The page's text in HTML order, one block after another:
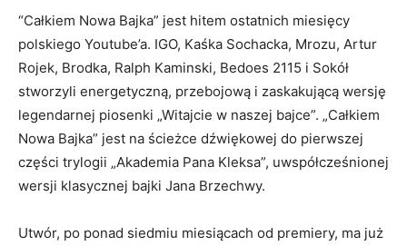
“Całkiem Nowa Bajka” jest hitem ostatnich miesięcy
polskiego Youtube’a. IGO, Kaśka Sochacka, Mrozu, Artur
Rojek, Brodka, Ralph Kaminski, Bedoes 2115 i Sokół
stworzyli energetyczną, przebojową i zaskakującą wersję
legendarnej piosenki „Witajcie w naszej bajce”. „Całkiem
Nowa Bajka” jest na ścieżce dźwiękowej do pierwszej
części trylogii „Akademia Pana Kleksa”, uwspółcześnionej
wersji klasycznej bajki Jana Brzechwy.
Utwór, po ponad siedmiu miesiącach od premiery, ma już